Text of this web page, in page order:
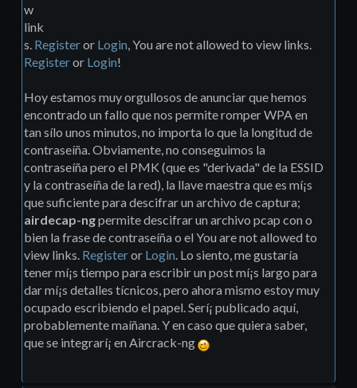
w
link
s. Registeror Login , You are not allowed to view links.
Registeror Login!
Hoy estamos muy orgullosos de anunciar que hemos
encontrado un fallo que nos permite romper WPA en
tan sílo unos minutos, no importa lo que la longitud de
contraseíña. Obviamente, no conseguimos la
contraseíña pero el PMK (que es "derivada" de la ESSID
y la contraseíña de la red), la llave maestra que es mí¡s
que suficiente para descifrar un archivo de captura;
airdecap-ngpermite descifrar un archivo pcap con o
bien la frase de contraseíña o el You are not allowed to
view links. Registeror Login . Lo siento, me gustarí­a
tener mí¡s tiempo para escribir un post mí¡s largo para
dar mí¡s detalles tícnicos, pero ahora mismo estoy muy
ocupado escribiendo el papel. Serí¡ publicado aquí­,
probablemente maíñana. Y en caso que quiera saber,
que se integrarí¡ en Aircrack-ng